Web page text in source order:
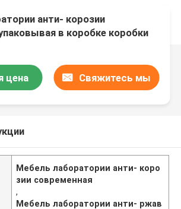
анти- корозии
в коробке коробки
цена Свяжитесь мы
Мебель лаборатории анти- коро
зии современная
,
Мебель лаборатории анти- ржав